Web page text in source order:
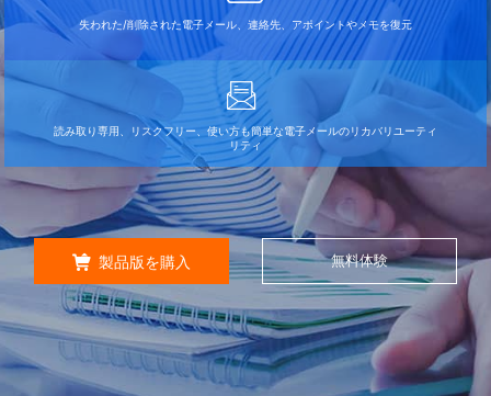
失われた/削除された電子メール、連絡先、アポイントやメモを復元
読み取り専用、リスクフリー、使い方も簡単な電子メールのリカバリユーティ
リティ
 製品版を購入 無料体験